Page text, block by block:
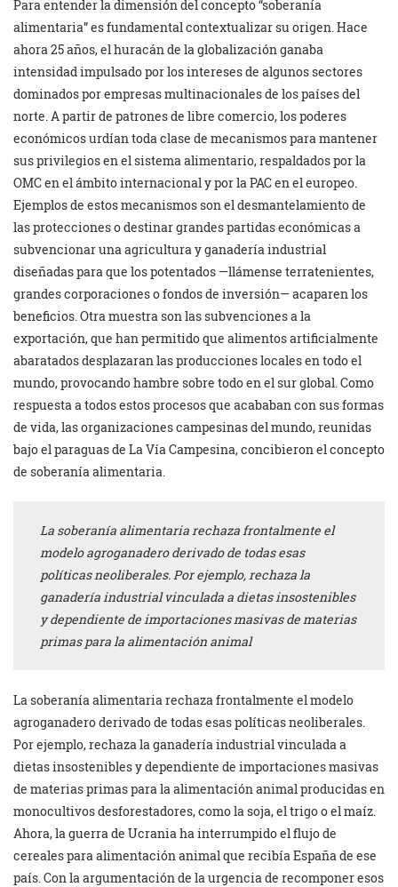
Para entender la dimensión del concepto “soberanía
alimentaria” es fundamental contextualizar su origen. Hace
ahora 25 años, el huracán de la globalización ganaba
intensidad impulsado por los intereses de algunos sectores
dominados por empresas multinacionales de los países del
norte. A partir de patrones de libre comercio, los poderes
económicos urdían toda clase de mecanismos para mantener
sus privilegios en el sistema alimentario, respaldados por la
OMC en el ámbito internacional y por la PAC en el europeo.
Ejemplos de estos mecanismos son el desmantelamiento de
las protecciones o destinar grandes partidas económicas a
subvencionar una agricultura y ganadería industrial
diseñadas para que los potentados —llámense terratenientes,
grandes corporaciones o fondos de inversión— acaparen los
beneficios. Otra muestra son las subvenciones a la
exportación, que han permitido que alimentos artificialmente
abaratados desplazaran las producciones locales en todo el
mundo, provocando hambre sobre todo en el sur global. Como
respuesta a todos estos procesos que acababan con sus formas
de vida, las organizaciones campesinas del mundo, reunidas
bajo el paraguas de La Vía Campesina, concibieron el concepto
de soberanía alimentaria.
La soberanía alimentaria rechaza frontalmente el
modelo agroganadero derivado de todas esas
políticas neoliberales. Por ejemplo, rechaza la
ganadería industrial vinculada a dietas insostenibles
y dependiente de importaciones masivas de materias
primas para la alimentación animal
La soberanía alimentaria rechaza frontalmente el modelo
agroganadero derivado de todas esas políticas neoliberales.
Por ejemplo, rechaza la ganadería industrial vinculada a
dietas insostenibles y dependiente de importaciones masivas
de materias primas para la alimentación animal producidas en
monocultivos desforestadores, como la soja, el trigo o el maíz.
Ahora, la guerra de Ucrania ha interrumpido el flujo de
cereales para alimentación animal que recibía España de ese
país. Con la argumentación de la urgencia de recomponer esos